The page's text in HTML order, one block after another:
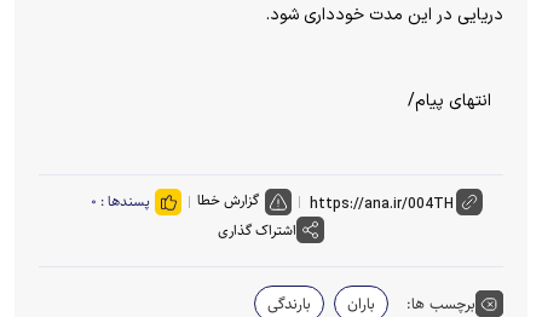
دریایی در این مدت خودداری شود.
انتهای پیام/
گزارش خطا پسندها : ۰
اشتراک گذاری
برچسب ها: باران بارندگی